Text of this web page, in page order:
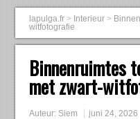
lapulga.fr > Interieur >
witfotografie
Binnenruimtes
met zwart-
Auteur: Siem juni 24, 2026